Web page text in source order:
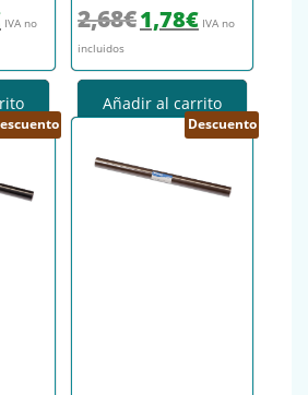
era: 4,33€.
El precio actual es: 3,78€.
IVA no
2,68€ El precio original era: 2,68€.
1,78€El precio actual
IVA no
incluidos
Añadir al carrito
Descuento